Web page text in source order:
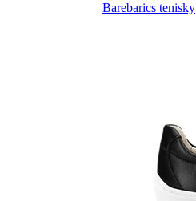
Barebarics tenisky